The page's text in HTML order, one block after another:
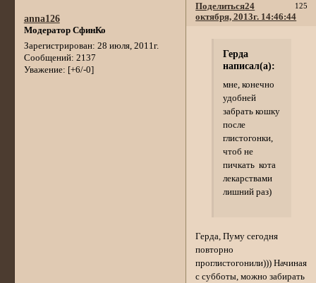
Поделиться 125
24
октября, 2013г. 14:46:44
anna126
Модератор СфинКо
Зарегистрирован: 28 июля, 2011г.
Сообщений: 2137
Уважение: [+6/-0]
Герда
написал(а):
мне, конечно
удобней
забрать кошку
после
глистогонки,
чтоб не
пичкать кота
лекарствами
лишний раз)
Герда, Пуму сегодня
повторно
проглистогонили))) Начиная
с субботы, можно забирать